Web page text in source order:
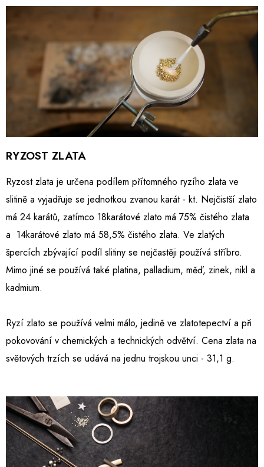
RYZOST ZLATA
Ryzost zlata je určena podílem přítomného ryzího zlata ve
slitině a vyjadřuje se jednotkou zvanou karát - kt. Nejčistší zlato
má 24 karátů, zatímco 18karátové zlato má 75% čistého zlata
a 14karátové zlato má 58,5% čistého zlata. Ve zlatých
špercích zbývající podíl slitiny se nejčastěji používá stříbro.
Mimo jiné se používá také platina, palladium, měď, zinek, nikl a
kadmium.
Ryzí zlato se používá velmi málo, jedině ve zlatotepectví a při
pokovování v chemických a technických odvětví. Cena zlata na
světových trzích se udává na jednu trojskou unci - 31,1 g.